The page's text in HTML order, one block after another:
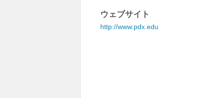
ウェブサイト
http://www.pdx.edu